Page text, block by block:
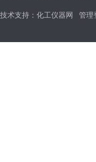
技术支持： 化工仪器网 管理